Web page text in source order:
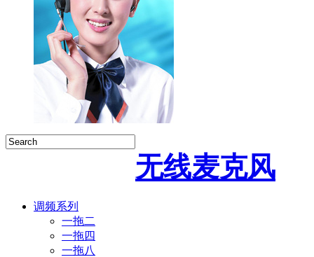
无线麦克风
调频系列
一拖二
一拖四
一拖八